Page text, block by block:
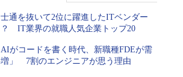
通を抜いて2位に躍進したITベンダー
IT業界の就職人気企業トップ20
がコードを書く時代、新職種FDEが需
」 7割のエンジニアが思う理由